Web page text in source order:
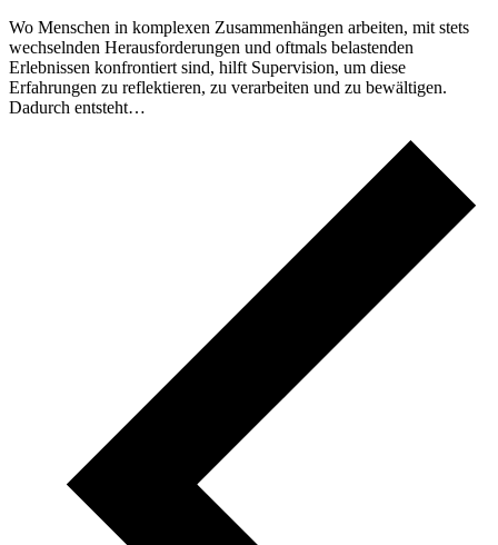
Wo Menschen in komplexen Zusammenhängen arbeiten, mit stets
wechselnden Herausforderungen und oftmals belastenden
Erlebnissen konfrontiert sind, hilft Supervision, um diese
Erfahrungen zu reflektieren, zu verarbeiten und zu bewältigen.
Dadurch entsteht…